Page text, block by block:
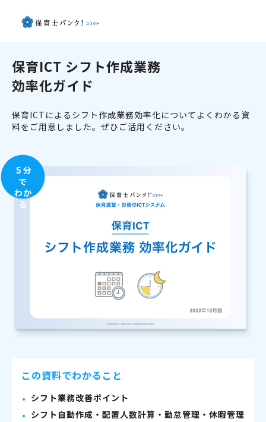
保育ICT シフト作成業務
効率化ガイド
保育ICTによるシフト作成業務効率化についてよくわかる資
料をご用意しました。ぜひご活用ください。
５分
で
わか
る
この資料でわかること
シフト業務改善ポイント
シフト自動作成・配置人数計算・勤怠管理・休暇管理